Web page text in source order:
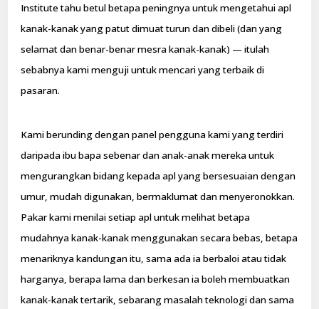
Institute tahu betul betapa peningnya untuk mengetahui apl
kanak-kanak yang patut dimuat turun dan dibeli (dan yang
selamat dan benar-benar mesra kanak-kanak) — itulah
sebabnya kami menguji untuk mencari yang terbaik di
pasaran.
Kami berunding dengan panel pengguna kami yang terdiri
daripada ibu bapa sebenar dan anak-anak mereka untuk
mengurangkan bidang kepada apl yang bersesuaian dengan
umur, mudah digunakan, bermaklumat dan menyeronokkan.
Pakar kami menilai setiap apl untuk melihat betapa
mudahnya kanak-kanak menggunakan secara bebas, betapa
menariknya kandungan itu, sama ada ia berbaloi atau tidak
harganya, berapa lama dan berkesan ia boleh membuatkan
kanak-kanak tertarik, sebarang masalah teknologi dan sama